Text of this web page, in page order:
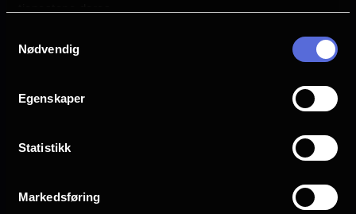
Nødvendig
Egenskaper
Statistikk
Markedsføring
Skeet Ulrich